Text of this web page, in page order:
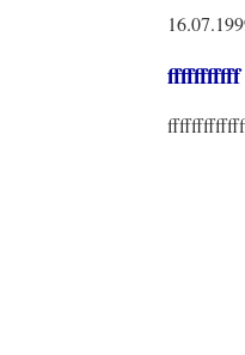
fffffffffff